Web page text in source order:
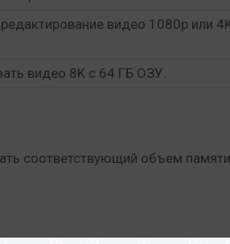
видео 1080p или
видео 8K с 64 ГБ ОЗУ.
соответствующий объем памяти